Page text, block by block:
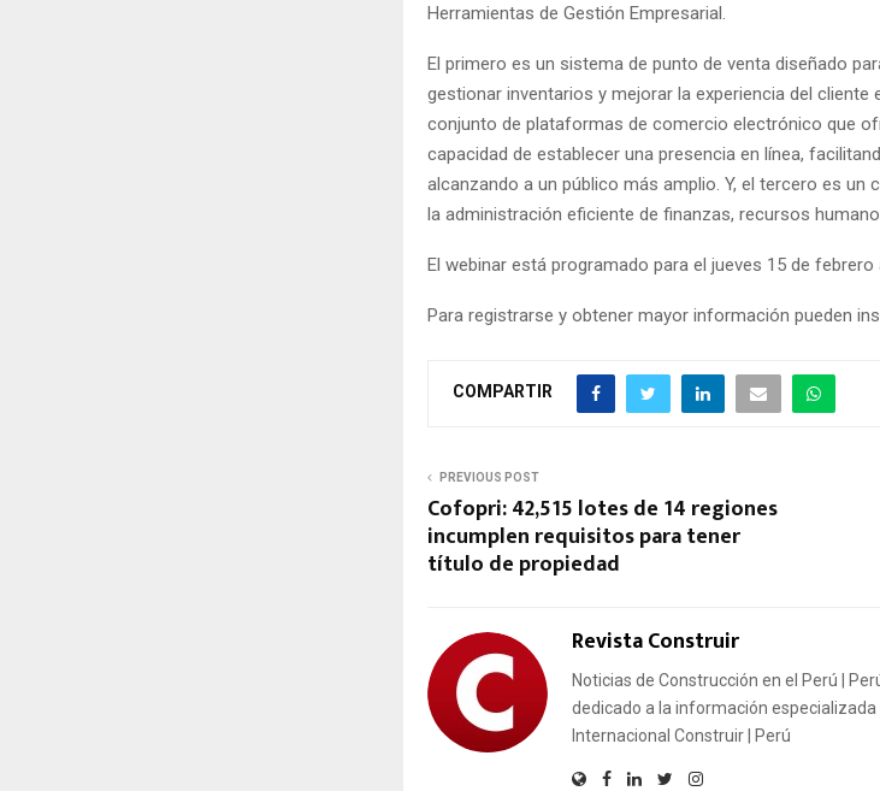
Herramientas de Gestión Empresarial.
El primero es un sistema de punto de venta diseñado
gestionar inventarios y mejorar la experiencia del cliente
conjunto de plataformas de comercio electrónico que
capacidad de establecer una presencia en línea,
alcanzando a un público más amplio. Y, el tercero es un
la administración eficiente de finanzas, recursos
El webinar está programado para el jueves 15 de febrero
Para registrarse y obtener mayor información pueden
COMPARTIR
PREVIOUS POST
Cofopri: 42,515 lotes de 14 regiones
incumplen requisitos para tener
título de propiedad
Revista Construir
Noticias de Construcción en el Perú |
dedicado a la información
Internacional Construir | Perú